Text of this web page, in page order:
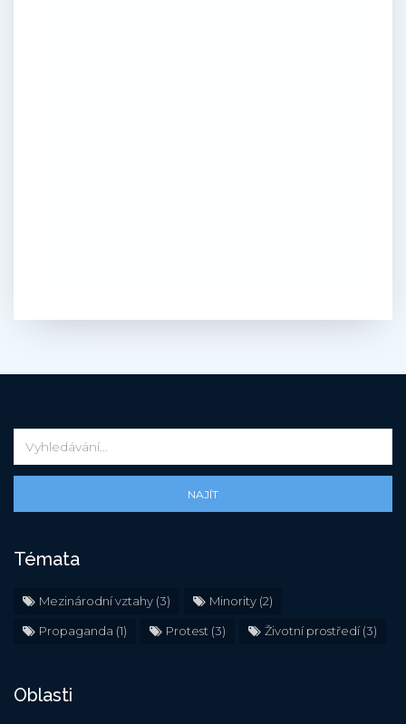
NAJÍT
Témata
Mezinárodní vztahy (3) Minority (2)
Propaganda (1) Protest (3) Životní prostředí(3)
Oblasti